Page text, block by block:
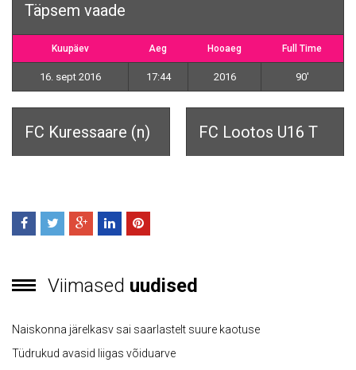
Täpsem vaade
Kuupäev Aeg Hooaeg Full Time
16. sept 2016 17:44 2016 90'
FC Kuressaare (n) FC Lootos U16 T
Viimased uudised
Naiskonna järelkasv sai saarlastelt suure kaotuse
Tüdrukud avasid liigas võiduarve